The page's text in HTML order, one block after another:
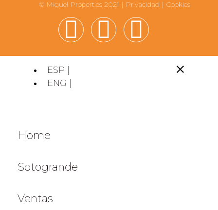
© Miguel Properties 2021 | Privacidad | Cookies
ESP |
ENG |
Home
Sotogrande
Ventas